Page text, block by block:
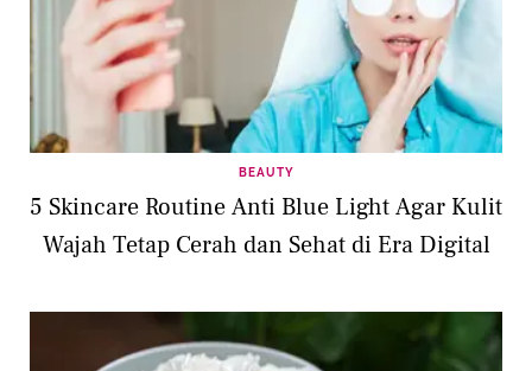
BEAUTY
5 Skincare Routine Anti Blue Light Agar Kulit
Wajah Tetap Cerah dan Sehat di Era Digital